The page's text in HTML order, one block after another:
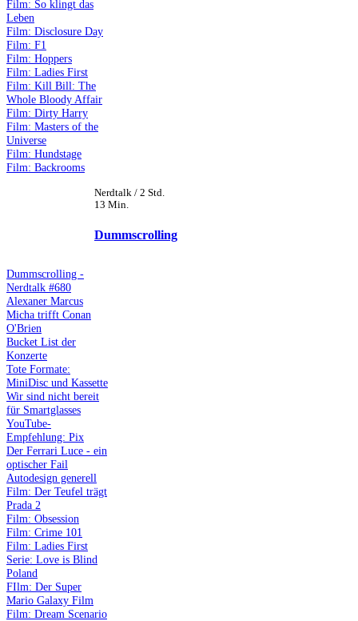
Film: So klingt das
Leben
Film: Disclosure Day
Film: F1
Film: Hoppers
Film: Ladies First
Film: Kill Bill: The
Whole Bloody Affair
Film: Dirty Harry
Film: Masters of the
Universe
Film: Hundstage
Film: Backrooms
Nerdtalk / 2 Std.
13 Min.
Dummscrolling
Dummscrolling -
Nerdtalk #680
Alexaner Marcus
Micha trifft Conan
O'Brien
Bucket List der
Konzerte
Tote Formate:
MiniDisc und Kassette
Wir sind nicht bereit
für Smartglasses
YouTube-
Empfehlung: Pix
Der Ferrari Luce - ein
optischer Fail
Autodesign generell
Film: Der Teufel trägt
Prada 2
Film: Obsession
Film: Crime 101
Film: Ladies First
Serie: Love is Blind
Poland
FIlm: Der Super
Mario Galaxy Film
Film: Dream Scenario